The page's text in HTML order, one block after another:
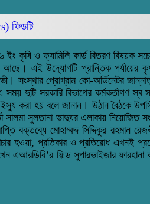
ফিডটি
ও ফ্যামিলি কার্ড বিতরণ বিষয়ক
আছে। এই উদ্যোগটি প্রান্তিক
সংস্থার প্রোগ্রাম কো-অর্ডিনেটর
দুটি সরকারি বিভাগের
হয় বলে জানান। উঠান বৈঠকে
সুলতানা ভাদুঘর এলাকায় নিয়োজিত
মোহাম্মদ্দ সিদ্দিকুর রহমান
হওয়া, প্রতিকার ও প্রতিরোধ এখনই
ফিল্ড সুপারভাইজার